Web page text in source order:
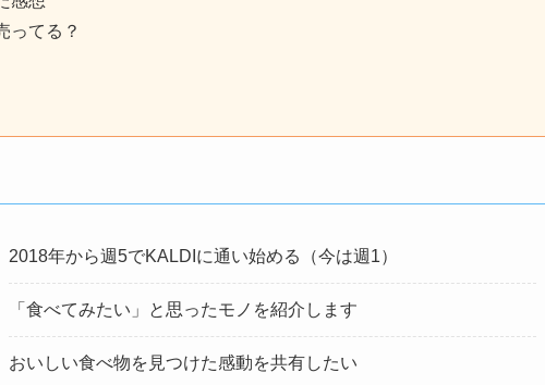
ってる？
2018年から週5でKALDIに通い始める（今は週1）
「食べてみたい」と思ったモノを紹介します
おいしい食べ物を見つけた感動を共有したい